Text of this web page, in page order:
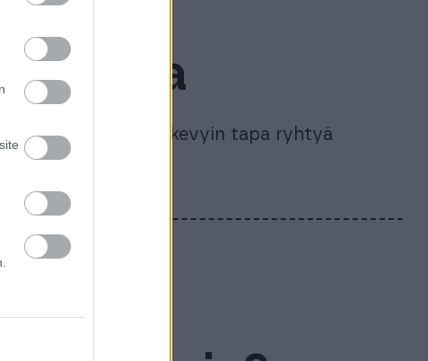
ja paperitöiltään kevyin tapa ryhtyä
sivutoimisesti.